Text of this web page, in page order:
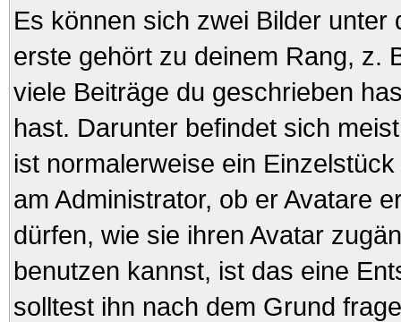
Es können sich zwei Bilder
erste gehört zu deinem Rang, z.
viele Beiträge du geschrieben
hast. Darunter befindet sich
ist normalerweise ein
am Administrator, ob er Avatare
dürfen, wie sie ihren Avatar
benutzen kannst, ist das eine
solltest ihn nach dem Grund